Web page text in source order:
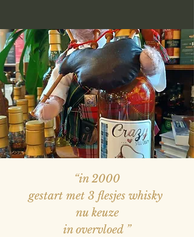
“in 2000
gestart met 3 flesjes whisky
nu keuze
in overvloed ”